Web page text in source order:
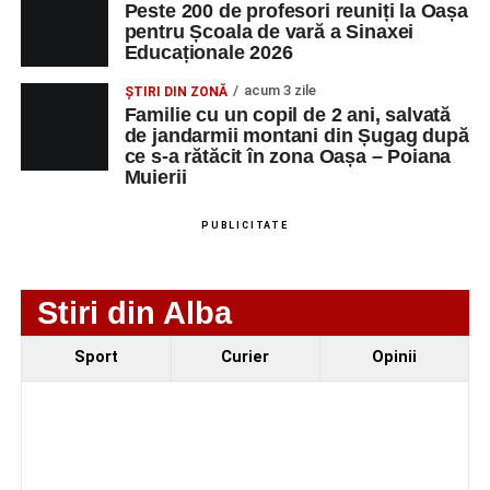
Evenimentul face parte din programulString Symphonic
Camp 2026, proiect susținut de Rotary Club Alba Iulia
care urmărește să ofere tinerilor muzicieni oportunitatea
Peste 200 de profesori reuniți la Oașa
pentru Școala de vară a Sinaxei
Educaționale 2026
ȘTIRI DIN ZONĂ acum 3 zile
Familie cu un copil de 2 ani, salvată
de jandarmii montani din Șugag după
ce s-a rătăcit în zona Oașa – Poiana
Muierii
PUBLICITATE
Stiri din Alba
Sport Curier Opinii